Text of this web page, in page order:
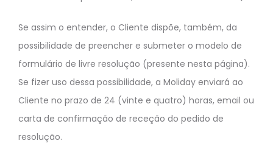
Se assim o entender, o Cliente dispõe, também, da
possibilidade de preencher e submeter o modelo de
formulário de livre resolução (presente nesta página).
Se fizer uso dessa possibilidade, a Moliday enviará ao
Cliente no prazo de 24 (vinte e quatro) horas, email ou
carta de confirmação de receção do pedido de
resolução.